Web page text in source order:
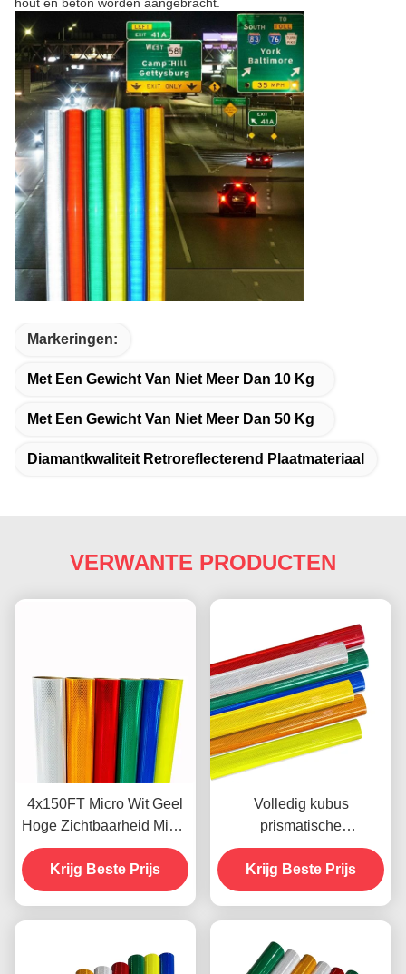
Markeringen:
Met Een Gewicht Van Niet Meer Dan 10 Kg
Met Een Gewicht Van Niet Meer Dan 50 Kg
Diamantkwaliteit Retroreflecterend Plaatmateriaal
VERWANTE PRODUCTEN
4x150FT Micro Wit Geel
Hoge Zichtbaarheid Micro
Diamantkwaliteit
Reflecterende Folie Vinyl
voor Verkeersborden
Krijg Beste Prijs
Volledig kubus
prismatische
diamantkwaliteit
reflecterende folie met 10
jaar prestatieleven voor
Krijg Beste Prijs